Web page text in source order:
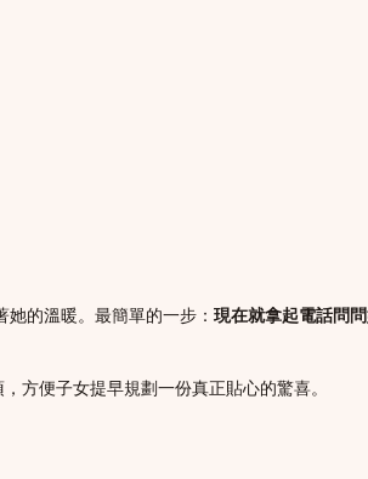
的溫暖。最簡單的一步： 現在就拿起電話問
方便子女提早規劃一份真正貼心的驚喜。